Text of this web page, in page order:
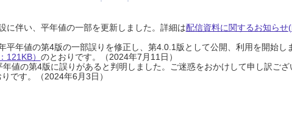
に伴い、平年値の一部を更新しました。詳細は配信資料に関するお知らせ
平年値の第4版の一部誤りを修正し、第4.0.1版として公開、利用を開始し
121KB） のとおりです。（2024年7月11日）
値の第4版に誤りがあると判明しました。ご迷惑をおかけして申し訳ござ
です。（2024年6月3日）